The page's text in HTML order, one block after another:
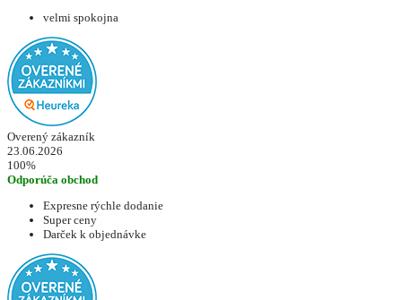
velmi spokojna
Overený zákazník
23.06.2026
100%
Odporúča obchod
Expresne rýchle dodanie
Super ceny
Darček k objednávke